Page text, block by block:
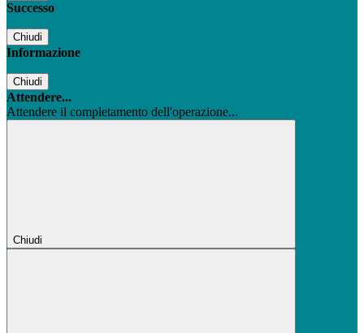
Successo
Chiudi
Informazione
Chiudi
Attendere...
Attendere il completamento dell'operazione...
Chiudi